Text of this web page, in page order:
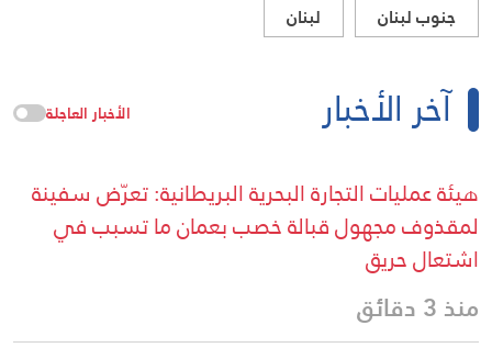
جنوب لبنان
لبنان
آخر الأخبار الأخبار العاجلة
هيئة عمليات التجارة البحرية البريطانية: تعرّض سفينة
لمقذوف مجهول قبالة خصب بعمان ما تسبب في
اشتعال حريق
منذ 3 دقائق